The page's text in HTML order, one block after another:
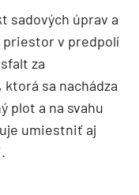
sadových úprav a
priestor v predpolí
za
sa nachádza
plot a na svahu
umiestniť aj